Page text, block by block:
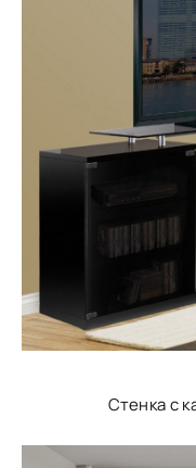
Стенка с